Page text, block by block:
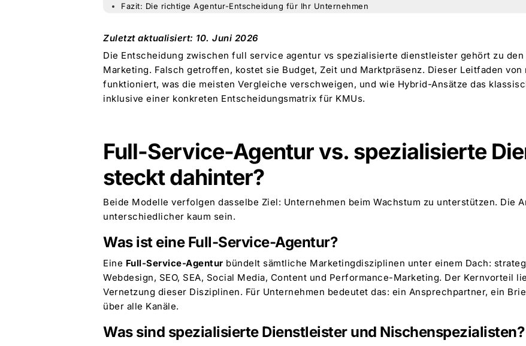
Fazit: Die richtige Agentur-Entscheidung für Ihr Unternehmen
Zuletzt aktualisiert: 10. Juni 2026
Die Entscheidung zwischen full service agentur vs spezialisierte dienstleister gehört zu
Marketing. Falsch getroffen, kostet sie Budget, Zeit und Marktpräsenz. Dieser Leitfaden
funktioniert, was die meisten Vergleiche verschweigen, und wie Hybrid-Ansätze das
inklusive einer konkreten Entscheidungsmatrix für KMUs.
Full-Service-Agentur vs. spezialisierte
steckt dahinter?
Beide Modelle verfolgen dasselbe Ziel: Unternehmen beim Wachstum zu unterstützen. Die
unterschiedlicher kaum sein.
Was ist eine Full-Service-Agentur?
Eine Full-Service-Agentur bündelt sämtliche Marketingdisziplinen unter einem Dach:
Webdesign, SEO, SEA, Social Media, Content und Performance-Marketing. Der Kernvorteil
Vernetzung dieser Disziplinen. Für Unternehmen bedeutet das: ein Ansprechpartner, ein
über alle Kanäle.
Was sind spezialisierte Dienstleister und Nischenspezialisten?